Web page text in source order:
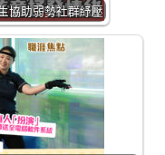
協助弱勢社群紓壓